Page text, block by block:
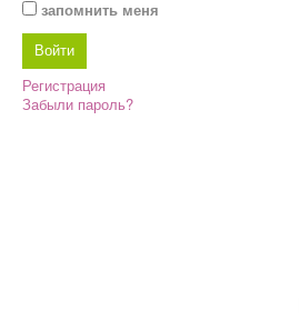
запомнить меня
Регистрация
Забыли пароль?